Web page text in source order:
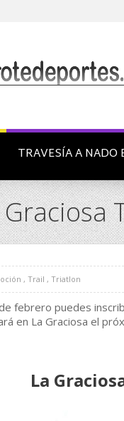
TRAVESÍA A NADO
, Trail , Triatlon
febrero puedes
en La Graciosa el
La